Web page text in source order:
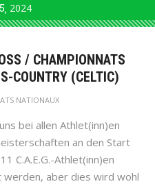
2024
/ CHAMPIONNATS
COUNTRY (CELTIC)
NATIONAUX
bei allen Athlet(inn)en
an den Start
C.A.E.G.-Athlet(inn)en
aber dies wird wohl